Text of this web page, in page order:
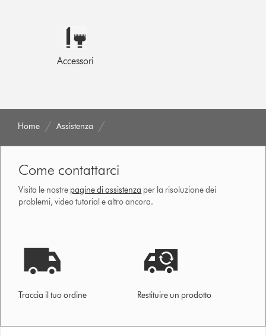
Accessori
Home Assistenza
Come contattarci
Visita le nostre pagine di assistenza per la risoluzione dei
problemi, video tutorial e altro ancora.
Traccia il tuo ordine Restituire un prodotto